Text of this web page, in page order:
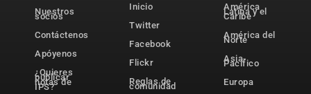
Nuestros
socios
Contáctenos
Apóyenos
¿Quieres
publicar
notas de
IPS?
Inicio
Twitter
Facebook
Flickr
Reglas de
comunidad
América
Latina y el
Caribe
América del
Norte
Asia-
Pacífico
Europa